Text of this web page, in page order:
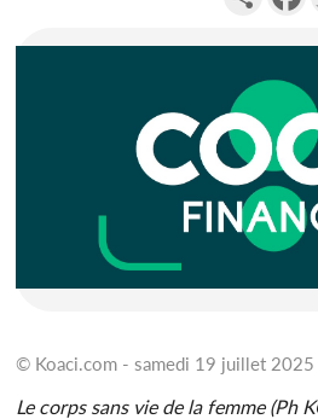
© Koaci.com - samedi 19 juillet
Le corps sans vie de la femme (Ph